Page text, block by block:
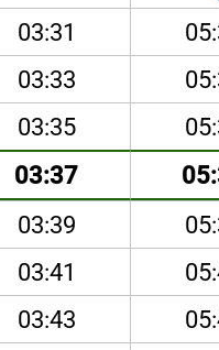
03:31
03:33
03:35
03:37
03:39
03:41
03:43